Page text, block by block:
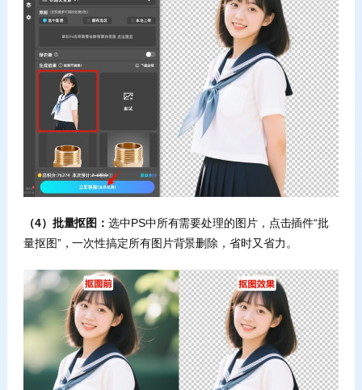
（4）批量抠图：选中PS中所有需要处理的图片，点击插件“批
量抠图”，一次性搞定所有图片背景删除，省时又省力。